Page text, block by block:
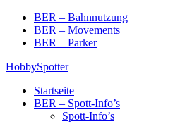
Skip
content
BER – Bahnnutzung
BER – Movements
BER – Parker
HobbySpotter
Startseite
BER – Spott-Info’s
Spott-Info’s